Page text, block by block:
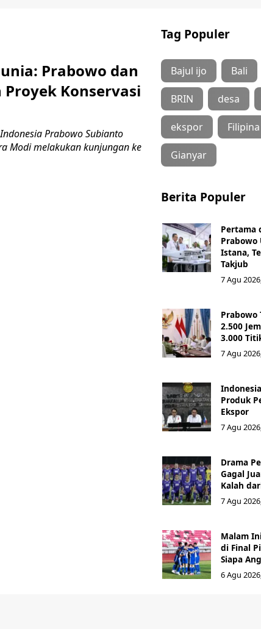
Prabowo dan
Proyek Konservasi
Prabowo Subianto
Modi melakukan kunjungan ke
Tag Populer
Bajul ijo Bali
BRIN desa
ekspor Filipina
Gianyar
Berita Populer
Pertama
Prabowo
Istana,
Takjub
7 Agu
Prabowo
2.500
3.000
7 Agu
Produk
Ekspor
7 Agu
Drama
Gagal
Kalah
7 Agu
Malam
di Final
Siapa
6 Agu